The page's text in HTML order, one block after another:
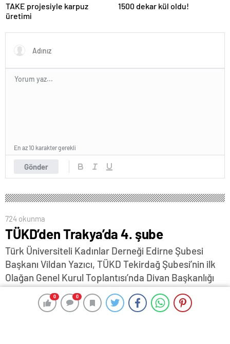
0 0
TAKE projesiyle karpuz
üretimi
1500 dekar kül oldu!
Gönder
En az 10 karakter gerekli
724 okunma
TÜKD’den Trakya’da 4. şube
Türk Üniversiteli Kadınlar Derneği Edirne Şubesi
Başkanı Vildan Yazıcı, TÜKD Tekirdağ Şubesi’nin ilk
Olağan Genel Kurul Toplantısı’nda Divan Başkanlığı
görevini üstlendi…
News 9 Haziran 2026 12:25
0 0